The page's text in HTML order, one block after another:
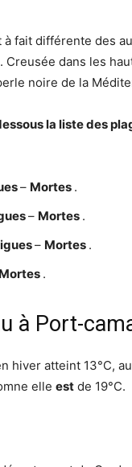
à fait différente des
dans les
noire de la
la liste des
– Mortes .
– Mortes .
– Mortes .
Mortes .
à Port-
hiver atteint 13°C,
elle est de 19°C.